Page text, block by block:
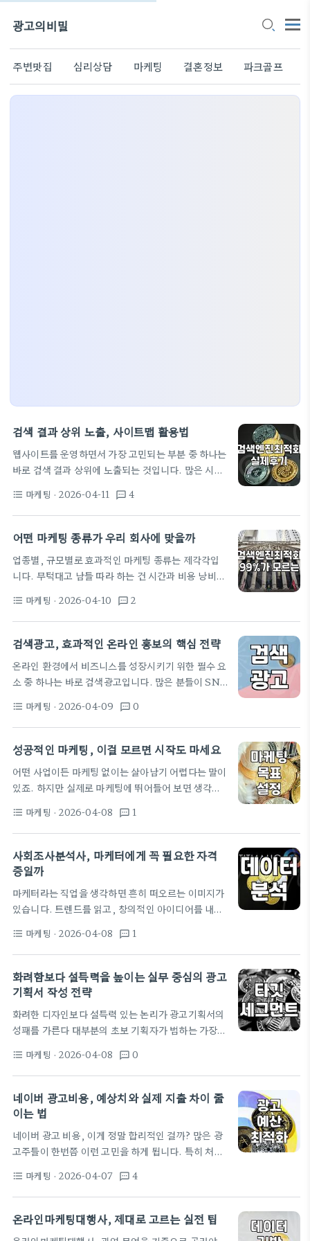
광고의비밀
주변맛집 심리상담 마케팅 결혼정보 파크골프
검색 결과 상위 노출, 사이트맵 활용법
웹사이트를 운영하면서 가장 고민되는 부분 중 하나는
바로 검색 결과 상위에 노출되는 것입니다. 많은 시간
사용자들이 찾지 못한다면 무용지물이 될 수 있습니
다. 이럴 때 실질적인 도움을 줄 수 있는 것이 바로 사
이트맵입니다. 사이트맵은 웹사이트의 구조를 검색
목록을 나열하는 것이 아니라, 각 페이지의 중요도나
관계를 명확히 보여줌으로써 검색 엔진이 우리 웹사이
트를 더 잘 이해하고 색인화하도록 돕는 역할을 하죠.
format_list_bulleted 마케팅 · 2026-04-11 textsms 4
어떤 마케팅 종류가 우리 회사에 맞을까
업종별, 규모별로 효과적인 마케팅 종류는 제각각입
니다. 무턱대고 남들 따라 하는 건 시간과 비용 낭비일
수많은 시행착오를 겪었습니다. 그래서 오늘은 실질
적으로 우리 회사가 어떤 마케팅 종류를 선택해야 할
지, 그 고민을 덜어드릴 수 있는 실질적인 판단 기준을
류를 논하지 마라 가장 먼저 해야 할 일은 바로 타겟 고
객에 대한 깊이 있는 분석입니다. 누가 우리 제품이나
서비스를 구매하는가? 그들은 어떤 채널을 통해 정보
format_list_bulleted 마케팅 · 2026-04-10 textsms 2
검색광고, 효과적인 온라인 홍보의 핵심 전략
온라인 환경에서 비즈니스를 성장시키기 위한 필수 요
소 중 하나는 바로 검색광고입니다. 많은 분들이 SNS
제 구매 전환율을 높이는 데는 검색광고의 역할이 절
대적이죠. 고객이 특정 니즈를 가지고 직접 검색하는
순간을 포착하여 우리 제품이나 서비스를 노출시키는
의 구매 의도를 파악하고 이에 맞는 광고 메시지를 전
달하는 것이 중요합니다. 검색광고, 왜 지금 중요할까
요? 과거에는 TV나 인쇄 광고가 주를 이루었지만, 이
format_list_bulleted 마케팅 · 2026-04-09 textsms 0
성공적인 마케팅, 이걸 모르면 시작도 마세요
어떤 사업이든 마케팅 없이는 살아남기 어렵다는 말이
있죠. 하지만 실제로 마케팅에 뛰어들어 보면 생각보
한 분들이라면 더욱 그렇습니다. 단순히 멋진 광고 문
구나 감성적인 슬로건만으로는 고객의 마음을 사로잡
기 어렵습니다. 오늘 이야기는 오랜 시간 현장에서 잔
뼈가 굵은 마케터의 시선으로, 실질적인 성과를 내기
는 시간입니다. 마케팅 목표, 제대로 설정하고 있습니
까? 마케팅을 시작하기 전에 가장 먼저 해야 할 일은
명확한 목표 설정입니다. '매출 증대'라는 추상적인 목
format_list_bulleted 마케팅 · 2026-04-08 textsms 1
사회조사분석사, 마케터에게 꼭 필요한 자격
증일까
마케터라는 직업을 생각하면 흔히 떠오르는 이미지가
있습니다. 트렌드를 읽고, 창의적인 아이디어를 내고,
에는 복잡한 데이터를 분석하고, 시장의 목소리에 귀
기울이며, 객관적인 근거를 바탕으로 의사결정을 내
리는 과정이 숨어 있습니다. 바로 이 지점에서 사회조
사분석사 자격증이 마케터에게 생각보다 유용할 수 있
이름 자체가 다소 어렵게 느껴질 수 있습니다. 하지만
이 자격증은 단순히 통계 지식을 테스트하는 것을 넘
어, 실제 현장에서 발생하는 다양한 문제들을 체계적
format_list_bulleted 마케팅 · 2026-04-08 textsms 1
화려함보다 설득력을 높이는 실무 중심의 광고
기획서 작성 전략
화려한 디자인보다 설득력 있는 논리가 광고기획서의
성패를 가른다 대부분의 초보 기획자가 범하는 가장
되는 일이다. 수많은 광고주를 만나고 제안을 던져본
경험에 비춰볼 때, 결정권자가 기획서를 훑어보는 시
간은 채 5분을 넘기지 않는다. 그 짧은 시간 안에 그들
이 찾는 것은 우리 브랜드의 고충을 정확히 꿰뚫고 있
쁜 슬라이드 50장보다 송곳 같은 통찰이 담긴 10장이
훨씬 강력한 힘을 발휘하는 이유가 여기 있다. 광고주
가 수십억 원의 예산을 집행하기로 결정하는 과정은
format_list_bulleted 마케팅 · 2026-04-08 textsms 0
네이버 광고비용, 예상치와 실제 지출 차이 줄
이는 법
네이버 광고 비용, 이게 정말 합리적인 걸까? 많은 광
고주들이 한번쯤 이런 고민을 하게 됩니다. 특히 처음
율이 기대만큼 나오지 않는 경우 더욱 그렇습니다. 단
순히 '얼마를 써야 한다'는 고정관념에서 벗어나, 우리
비즈니스에 맞는 최적의 네이버 광고비용을 설정하고
format_list_bulleted 마케팅 · 2026-04-07 textsms 4
온라인마케팅대행사, 제대로 고르는 실전 팁